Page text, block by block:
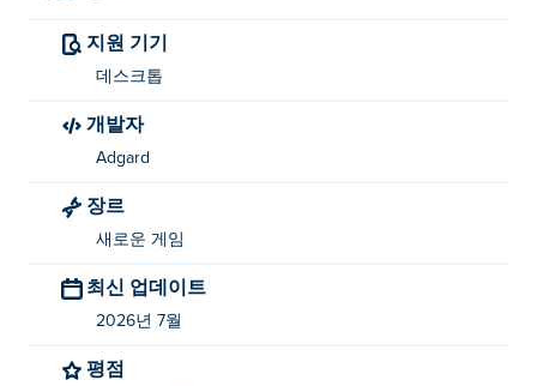
지원 기기
데스크톱
개발자
Adgard
장르
새로운 게임
최신 업데이트
2026년 7월
평점